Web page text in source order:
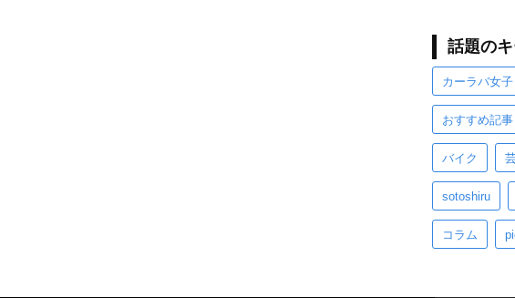
話題の
カーラバ女子
おすすめ記事
バイク
sotoshiru
コラム